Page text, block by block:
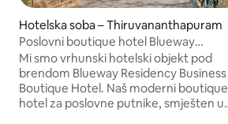
Hotelska soba – Thiruvananthapuram
Poslovni boutique hotel Blueway
Residency
Mi smo vrhunski hotelski objekt pod
brendom Blueway Residency Business
Boutique Hotel. Naš moderni boutique
hotel za poslovne putnike, smješten u